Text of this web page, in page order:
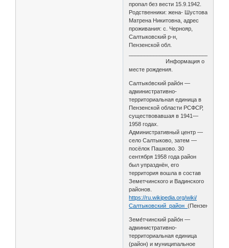
пропал без вести 15.9.1942.
Родственники: жена- Шустова
Матрена Никитовна, адрес
проживания: с. Чернояр,
Салтыковский р-н,
Пензенской обл.
Информация о
месте рождения.
Салтыко́вский райо́н —
административно-
территориальная единица в
Пензенской области РСФСР,
существовавшая в 1941—
1958 годах.
Административный центр —
село Салтыково, затем —
посёлок Пашково. 30
сентября 1958 года район
был упразднён, его
территория вошла в состав
Земетчинского и Вадинского
районов.
https://ru.wikipedia.org/wiki/
Салтыковский_район_
Земе́тчинский райо́н —
административно-
территориальная единица
(район) и муниципальное